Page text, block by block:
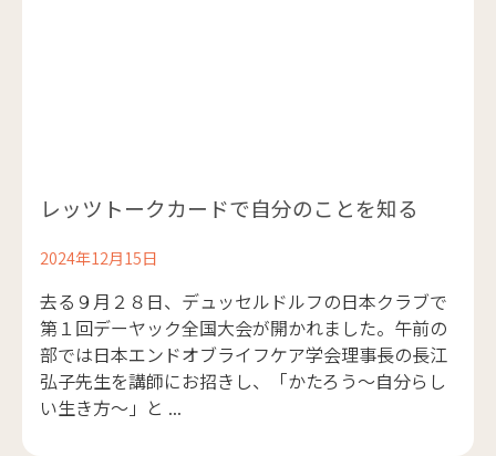
レッツトークカードで自分のことを知る
2024年12月15日
去る９月２８日、デュッセルドルフの日本クラブで
第１回デーヤック全国大会が開かれました。午前の
部では日本エンドオブライフケア学会理事長の長江
弘子先生を講師にお招きし、「かたろう～自分らし
い生き方～」と ...